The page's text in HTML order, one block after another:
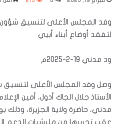
وفد المجلس الأعلى لتنسيق
لتفقد أوضاع أبناء أبيي
ود مدني 19-2-2025م
وصل وفد المجلس الأعلى لتنسيق
الأستاذ جلال الجاك أدول، أمين
مدني، حاضرة ولاية الجزيرة، وذلك
عقب تحريرها من مليشيات الدعم